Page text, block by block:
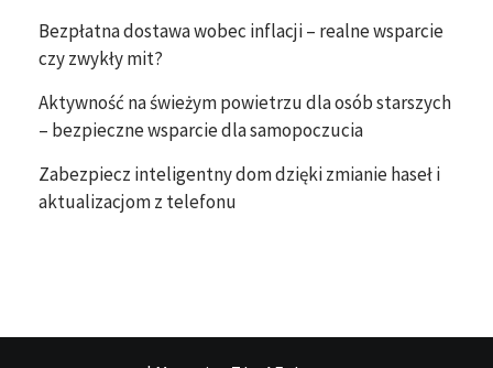
Bezpłatna dostawa wobec inflacji – realne wsparcie
czy zwykły mit?
Aktywność na świeżym powietrzu dla osób starszych
– bezpieczne wsparcie dla samopoczucia
Zabezpiecz inteligentny dom dzięki zmianie haseł i
aktualizacjom z telefonu